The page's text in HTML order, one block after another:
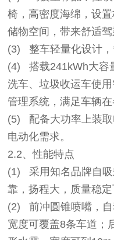
椅，高密度海绵，设
储物空间，带来舒适驾
(3) 整车轻量化设计，
(4) 搭载241kWh大容
洗车、垃圾收运车使
管理系统，满足车辆
(5) 配备大功率上装取
电动化需求。
2.2、性能特点
(1) 采用知名品牌自
靠，扬程大，质量稳
(2) 前冲圆锥喷嘴，
宽度可覆盖8条车道；